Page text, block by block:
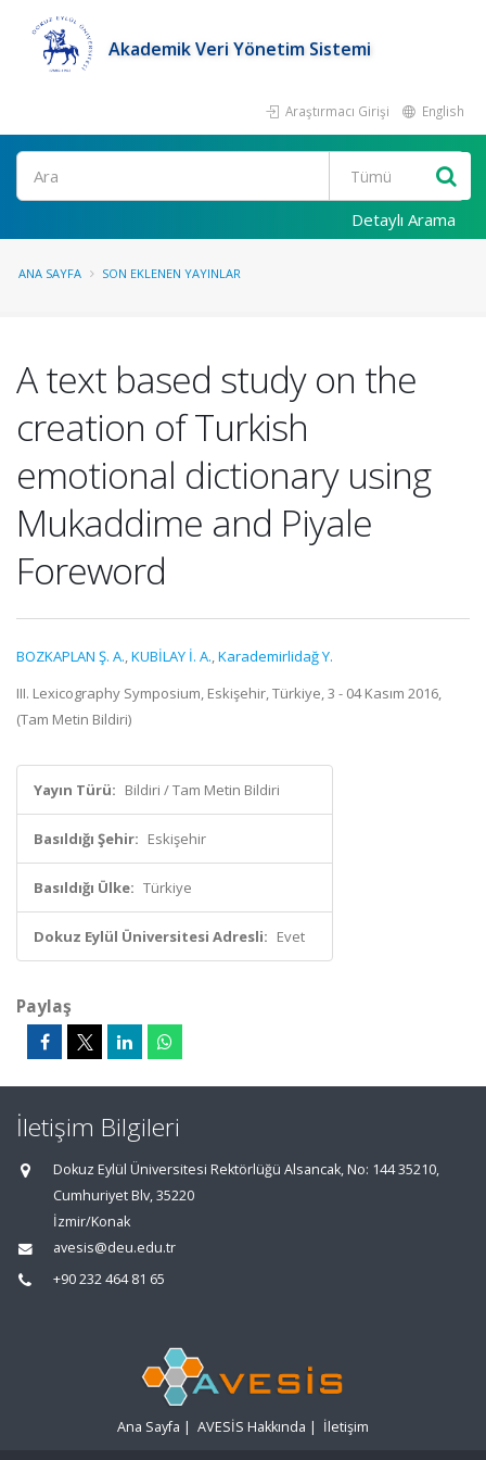
Akademik Veri Yönetim Sistemi
Araştırmacı Girişi English
Ara
Detaylı Arama
ANA SAYFA SON EKLENEN YAYINLAR
A text based study on the
creation of Turkish
emotional dictionary using
Mukaddime and Piyale
Foreword
BOZKAPLAN Ş. A.,KUBİLAY İ. A.,Karademirlidağ Y.
III. Lexicography Symposium, Eskişehir, Türkiye, 3 - 04 Kasım 2016,
(Tam Metin Bildiri)
Yayın Türü: Bildiri / Tam Metin Bildiri
Basıldığı Şehir: Eskişehir
Basıldığı Ülke: Türkiye
Dokuz Eylül Üniversitesi Adresli: Evet
Paylaş
İletişim Bilgileri
Dokuz Eylül Üniversitesi Rektörlüğü Alsancak, No: 144 35210,
Cumhuriyet Blv, 35220
İzmir/Konak
avesis@deu.edu.tr
+90 232 464 81 65
Ana Sayfa | AVESİS Hakkında | İletişim